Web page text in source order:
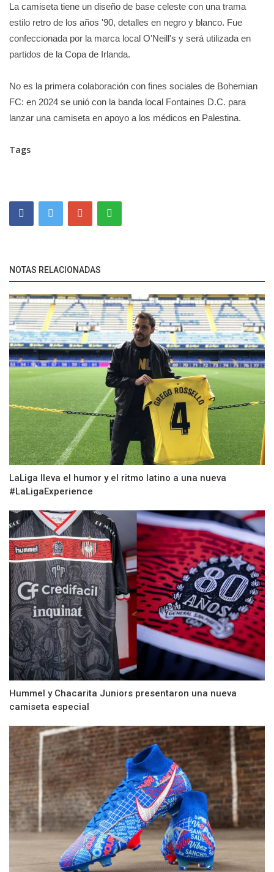
La camiseta tiene un diseño de base celeste con una trama
estilo retro de los años '90, detalles en negro y blanco. Fue
confeccionada por la marca local O'Neill's y será utilizada en
partidos de la Copa de Irlanda.
No es la primera colaboración con fines sociales de Bohemian
FC: en 2024 se unió con la banda local Fontaines D.C. para
lanzar una camiseta en apoyo a los médicos en Palestina.
Tags
NOTAS RELACIONADAS
LaLiga lleva el humor y el ritmo latino a una nueva
#LaLigaExperience
Hummel y Chacarita Juniors presentaron una nueva
camiseta especial